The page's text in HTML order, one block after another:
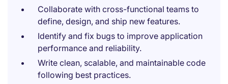
Collaborate with cross-functional teams to
define, design, and ship new features.
Identify and fix bugs to improve application
performance and reliability.
Write clean, scalable, and maintainable code
following best practices.